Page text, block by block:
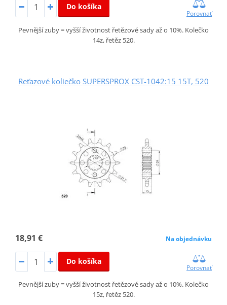
Do košíka
Porovnať
Pevnější zuby = vyšší životnost řetězové sady až o 10%. Kolečko
14z, řetěz 520.
Reťazové koliečko SUPERSPROX CST-1042:15 15T, 520
18,91 € Na objednávku
Do košíka
Porovnať
Pevnější zuby = vyšší životnost řetězové sady až o 10%. Kolečko
15z, řetěz 520.